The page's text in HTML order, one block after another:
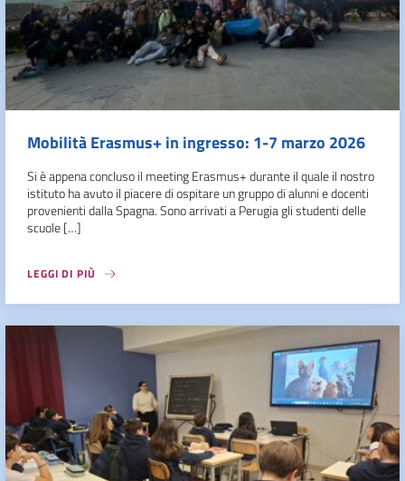
Mobilità Erasmus+ in ingresso: 1-7 marzo 2026
Si è appena concluso il meeting Erasmus+ durante il quale il nostro
istituto ha avuto il piacere di ospitare un gruppo di alunni e docenti
provenienti dalla Spagna. Sono arrivati a Perugia gli studenti delle
scuole […]
LEGGI DI PIÙ